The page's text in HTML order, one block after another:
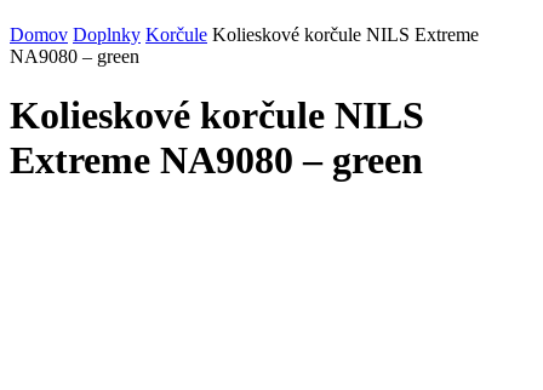
Domov Doplnky Korčule Kolieskové korčule NILS Extreme
NA9080 – green
Kolieskové korčule NILS
Extreme NA9080 – green